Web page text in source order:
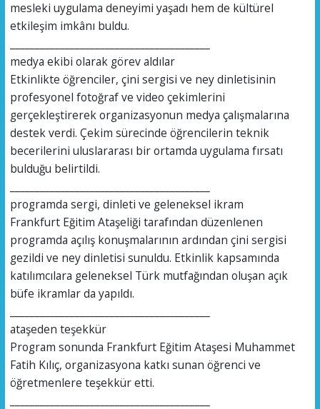
mesleki uygulama deneyimi yaşadı hem de kültürel
etkileşim imkânı buldu.
medya ekibi olarak görev aldılar
Etkinlikte öğrenciler, çini sergisi ve ney dinletisinin
profesyonel fotoğraf ve video çekimlerini
gerçekleştirerek organizasyonun medya çalışmalarına
destek verdi. Çekim sürecinde öğrencilerin teknik
becerilerini uluslararası bir ortamda uygulama fırsatı
bulduğu belirtildi.
programda sergi, dinleti ve geleneksel ikram
Frankfurt Eğitim Ataşeliği tarafından düzenlenen
programda açılış konuşmalarının ardından çini sergisi
gezildi ve ney dinletisi sunuldu. Etkinlik kapsamında
katılımcılara geleneksel Türk mutfağından oluşan açık
büfe ikramlar da yapıldı.
ataşeden teşekkür
Program sonunda Frankfurt Eğitim Ataşesi Muhammet
Fatih Kılıç, organizasyona katkı sunan öğrenci ve
öğretmenlere teşekkür etti.